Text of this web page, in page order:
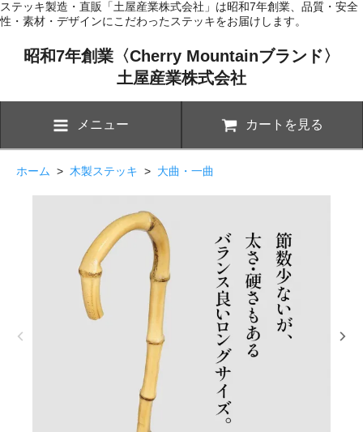
ステッキ製造・直販「土屋産業株式会社」は昭和7年創業、品質・安全
性・素材・デザインにこだわったステッキをお届けします。
昭和7年創業〈Cherry Mountainブランド〉
土屋産業株式会社
メニュー カートを見る
ホーム > 木製ステッキ > 大曲・一曲